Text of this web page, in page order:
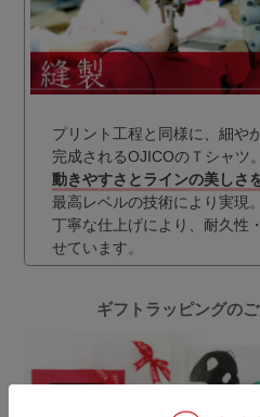
プリント工程と同様に、細や
完成されるOJICOのＴシャツ。
動きやすさとラインの美しさ
最高レベルの技術により実現。
丁寧な仕上げにより、耐久性
せています。
ギフトラッピングの